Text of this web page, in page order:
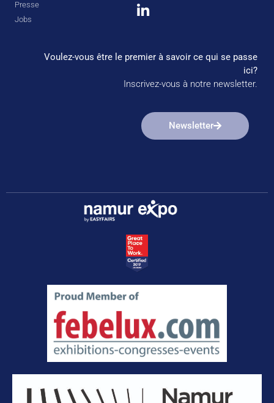
Presse
Jobs
Voulez-vous être le premier à savoir ce qui se passe
ici?
Inscrivez-vous à notre newsletter.
Newsletter